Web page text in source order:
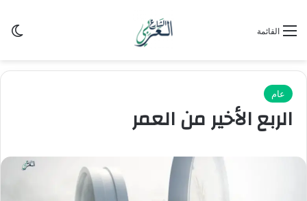
القائمة
عام
الربع الأخير من العمر